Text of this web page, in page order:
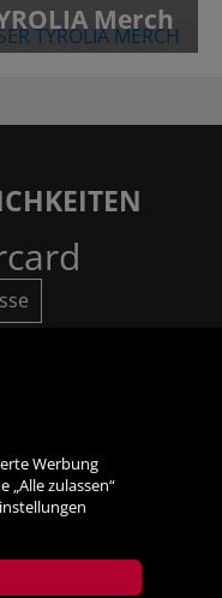
Merch
Werbung
zulassen“